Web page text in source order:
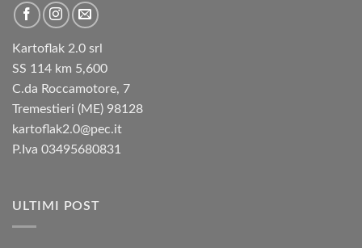
Kartoflak 2.0 srl
SS 114 km 5,600
C.da Roccamotore, 7
Tremestieri (ME) 98128
kartoflak2.0@pec.it
P.Iva 03495680831
ULTIMI POST